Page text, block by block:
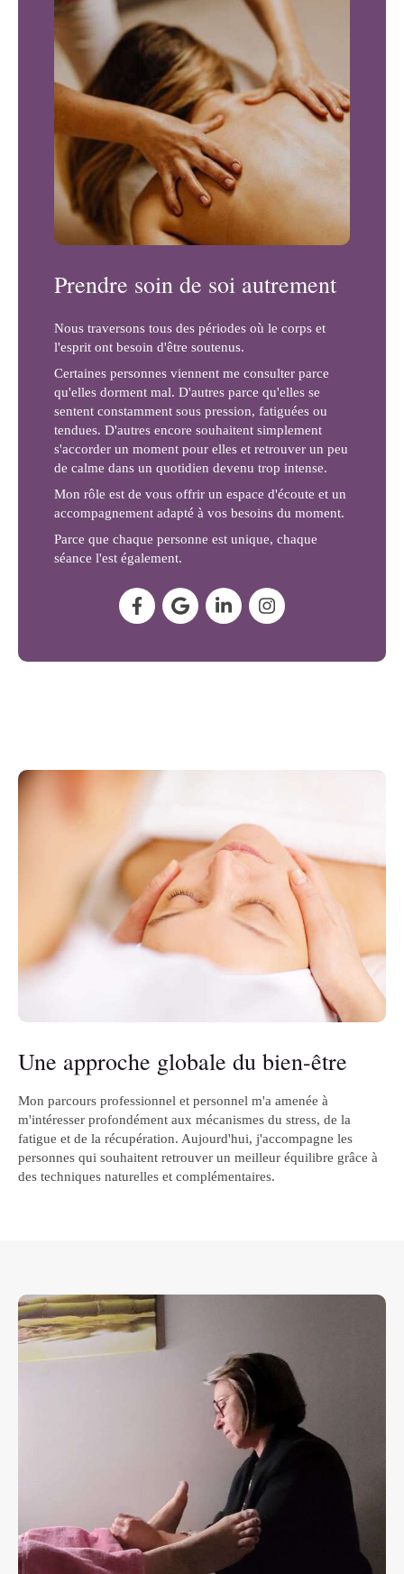
Prendre soin de soi autrement
Nous traversons tous des périodes où le corps et
l'esprit ont besoin d'être soutenus.
Certaines personnes viennent me consulter parce
qu'elles dorment mal. D'autres parce qu'elles se
sentent constamment sous pression, fatiguées ou
tendues. D'autres encore souhaitent simplement
s'accorder un moment pour elles et retrouver un peu
de calme dans un quotidien devenu trop intense.
Mon rôle est de vous offrir un espace d'écoute et un
accompagnement adapté à vos besoins du moment.
Parce que chaque personne est unique, chaque
séance l'est également.
Une approche globale du bien-être
Mon parcours professionnel et personnel m'a amenée à
m'intéresser profondément aux mécanismes du stress, de la
fatigue et de la récupération. Aujourd'hui, j'accompagne les
personnes qui souhaitent retrouver un meilleur équilibre grâce à
des techniques naturelles et complémentaires.